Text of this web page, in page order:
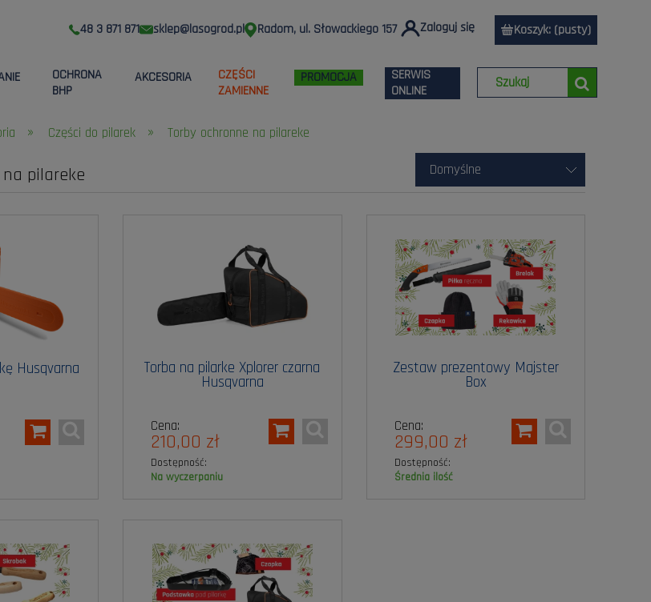
48 3 871 871 sklep@lasogrod.pl Radom, ul. Słowackiego 157 Zaloguj się Koszyk: (pusty)
OCHRONA
BHP
AKCESORIA
CZĘŚCI
ZAMIENNE
PROMOCJA
SERWIS
ONLINE
» Części do pilarek » Torby ochronne na pilareke
pilareke
Husqvarna Torba na pilarke Xplorer czarna
Husqvarna
Cena:
210,00 zł
Dostępność:
na wyczerpaniu
Zestaw prezentowy Majster
Box
Cena:
299,00 zł
Dostępność:
średnia ilość